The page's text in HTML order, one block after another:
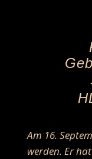
Am 16.
werden. Er